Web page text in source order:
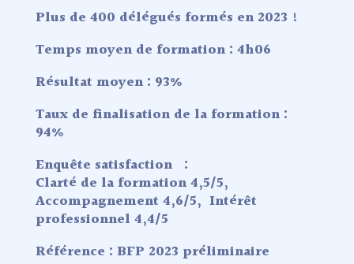
Plus de 400 délégués formés en 2023 !
Temps moyen de formation : 4h06
Résultat moyen : 93%
Taux de finalisation de la formation :
94%
Enquête satisfaction :
Clarté de la formation4,5/5,
Accompagnement 4,6/5, Intérêt
professionnel 4,4/5
Référence : BFP 2023 préliminaire